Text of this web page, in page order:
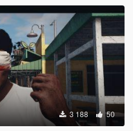
3 188 50